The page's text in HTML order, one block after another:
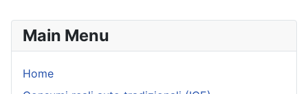
Main Menu
Home